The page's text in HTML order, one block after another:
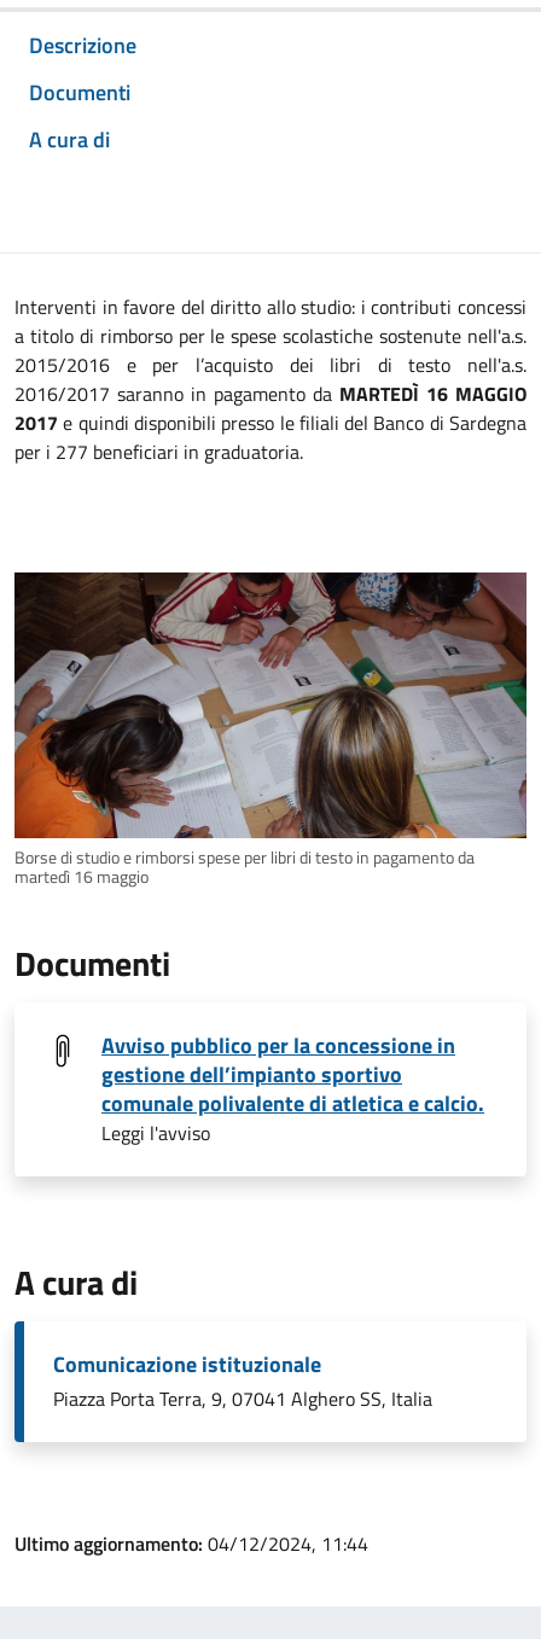
Descrizione
Documenti
A cura di
Interventi in favore del diritto allo studio: i contributi concessi
a titolo di rimborso per le spese scolastiche sostenute nell'a.s.
2015/2016 e per l’acquisto dei libri di testo nell'a.s.
2016/2017 saranno in pagamento da MARTEDÌ 16 MAGGIO
2017e quindi disponibili presso le filiali del Banco di Sardegna
per i 277 beneficiari in graduatoria.
Borse di studio e rimborsi spese per libri di testo in pagamento da
martedì 16 maggio
Documenti
Avviso pubblico per la concessione in
gestione dell’impianto sportivo
comunale polivalente di atletica e calcio.
Leggi l'avviso
A cura di
Comunicazione istituzionale
Piazza Porta Terra, 9, 07041 Alghero SS, Italia
Ultimo aggiornamento: 04/12/2024, 11:44